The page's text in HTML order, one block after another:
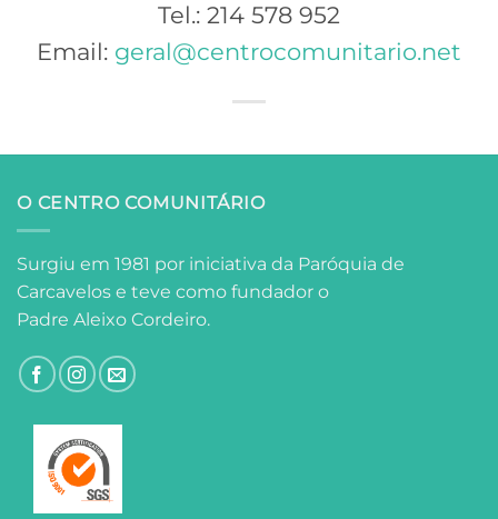
Tel.: 214 578 952
Email: geral@centrocomunitario.net
O CENTRO COMUNITÁRIO
Surgiu em 1981 por iniciativa da Paróquia de
Carcavelos e teve como fundador o
Padre Aleixo Cordeiro.